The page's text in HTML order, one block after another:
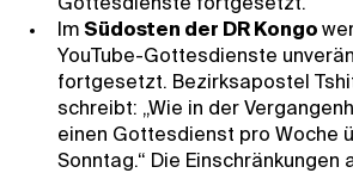
Gottesdienste fortgesetzt.
Im Südosten der DR Kongo
YouTube-Gottesdienste
fortgesetzt. Bezirksapostel
schreibt: „Wie in der
einen Gottesdienst pro Woche
Sonntag.“ Die Einschränkungen